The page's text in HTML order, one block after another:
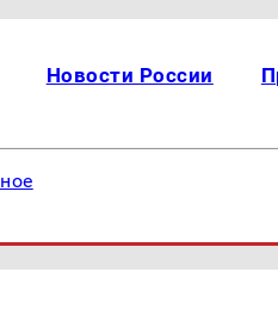
Новости России